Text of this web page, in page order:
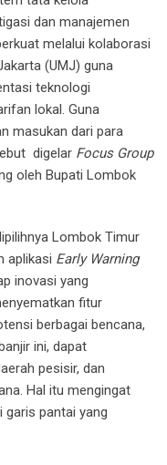
dan manajemen
melalui kolaborasi
(UMJ) guna
teknologi
lokal. Guna
masukan dari para
digelar Focus Group
oleh Bupati Lombok
Lombok Timur
aplikasi Early Warning
inovasi yang
fitur
berbagai bencana,
ini, dapat
pesisir, dan
Hal itu mengingat
pantai yang